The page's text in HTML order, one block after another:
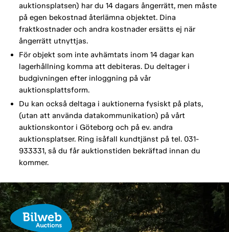
auktionsplatsen) har du 14 dagars ångerrätt, men måste
på egen bekostnad återlämna objektet. Dina
fraktkostnader och andra kostnader ersätts ej när
ångerrätt utnyttjas.
För objekt som inte avhämtats inom 14 dagar kan
lagerhållning komma att debiteras. Du deltager i
budgivningen efter inloggning på vår
auktionsplattsform.
Du kan också deltaga i auktionerna fysiskt på plats,
(utan att använda datakommunikation) på vårt
auktionskontor i Göteborg och på ev. andra
auktionsplatser. Ring isåfall kundtjänst på tel. 031-
933331, så du får auktionstiden bekräftad innan du
kommer.